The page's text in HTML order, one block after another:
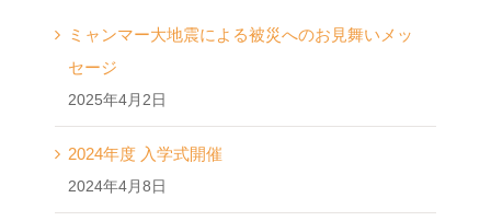
ミャンマー大地震による被災へのお見舞いメッ
セージ
2025年4月2日
2024年度 入学式開催
2024年4月8日